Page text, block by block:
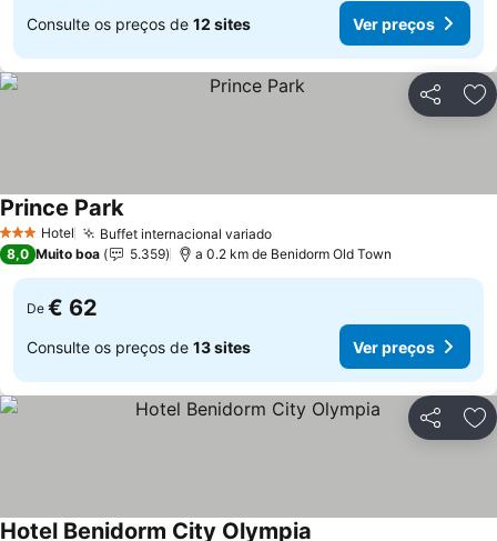
Consulte os preços de 12 sites Ver preços
Partilhar
3 EstrelasHotel Buffet internacional variadoVer preços
Prince ParkVer preços
8,0 Muito boa 5.359 a 0.2 km de Benidorm Old Town
De € 62
Consulte os preços de 13 sites Ver preços
Partilhar
Hotel Benidorm City Olympia